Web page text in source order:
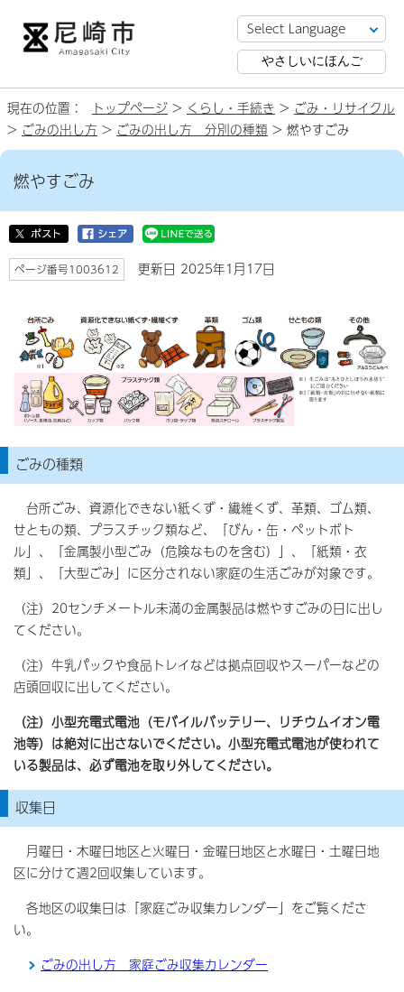
やさしいにほんご
現在の位置： トップページ > くらし・手続き > ごみ・リサイクル
> ごみの出し方 > ごみの出し方 分別の種類 > 燃やすごみ
燃やすごみ
ページ番号1003612 更新日 2025年1月17日
ごみの種類
台所ごみ、資源化できない紙くず・繊維くず、革類、ゴム類、
せともの類、プラスチック類など、「びん・缶・ペットボト
ル」、「金属製小型ごみ（危険なものを含む）」、「紙類・衣
類」、「大型ごみ」に区分されない家庭の生活ごみが対象です。
（注）20センチメートル未満の金属製品は燃やすごみの日に出し
てください。
（注）牛乳パックや食品トレイなどは拠点回収やスーパーなどの
店頭回収に出してください。
（注）小型充電式電池（モバイルバッテリー、リチウムイオン電
池等）は絶対に出さないでください。小型充電式電池が使われて
いる製品は、必ず電池を取り外してください。
収集日
月曜日・木曜日地区と火曜日・金曜日地区と水曜日・土曜日地
区に分けて週2回収集しています。
各地区の収集日は「家庭ごみ収集カレンダー」をご覧くださ
い。
ごみの出し方 家庭ごみ収集カレンダー